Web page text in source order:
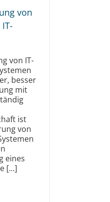
von
von IT-
besser
mit
ist
von
eines
[...]